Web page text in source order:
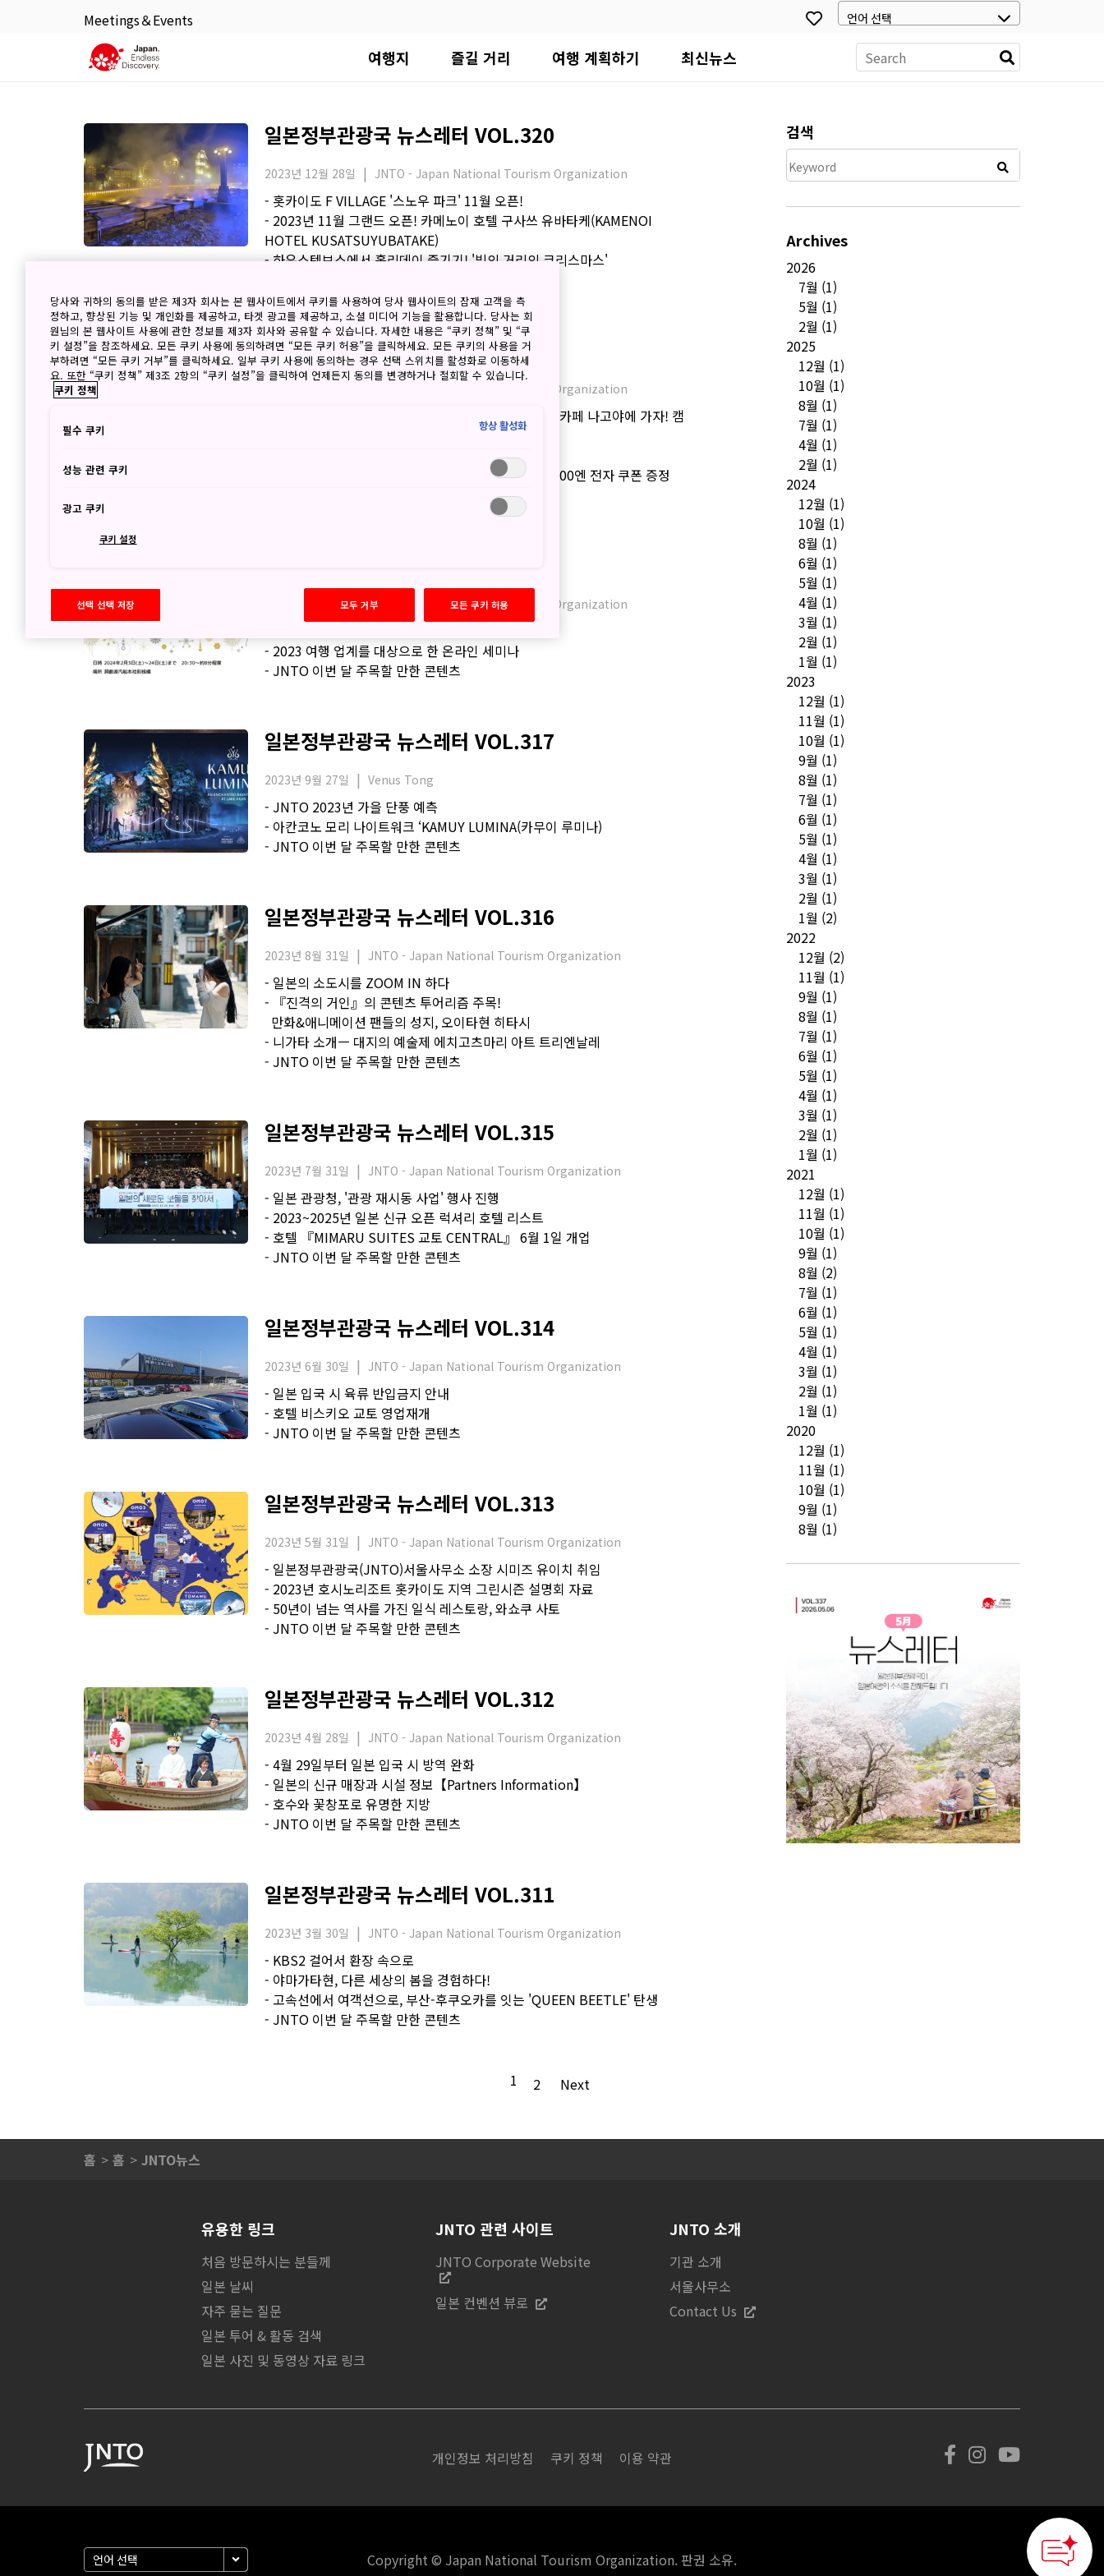
Meetings＆Events
여행지 즐길 거리 여행 계획하기 최신뉴스
일본정부관광국 뉴스레터 VOL.320
2023년 12월 28일 JNTO - Japan National Tourism Organization
- 홋카이도 F VILLAGE '스노우 파크' 11월 오픈!
- 2023년 11월 그랜드 오픈! 카메노이 호텔 구사쓰 유바타케(KAMENOI
HOTEL KUSATSUYUBATAKE)
- 하우스텐보스에서 홀리데이 즐기기! '빛의 거리의 크리스마스'
일본정부관광국 뉴스레터 VOL.319
JNTO - Japan National Tourism Organization
- 2024 중부국제공항 이용고객 한정 나고야 찻집 체험 카페 나고야에 가자! 캠
- B2B대상 후쿠오카현 2023년도 지원금 정보
- 웰컴 기타큐슈! 캠페인 외국인 여행자 대상 1인당 5,000엔 전자 쿠폰 증정
2023년 10월 31일 JNTO - Japan National Tourism Organization
- 2023 여행 업계를 대상으로 한 온라인 세미나
- JNTO 이번 달 주목할 만한 콘텐츠
일본정부관광국 뉴스레터 VOL.317
2023년 9월 27일 Venus Tong
- JNTO 2023년 가을 단풍 예측
- 아칸코노 모리 나이트워크 ‘KAMUY LUMINA(카무이 루미나)
- JNTO 이번 달 주목할 만한 콘텐츠
일본정부관광국 뉴스레터 VOL.316
2023년 8월 31일 JNTO - Japan National Tourism Organization
- 일본의 소도시를 ZOOM IN 하다
- 『진격의 거인』의 콘텐츠 투어리즘 주목!
만화&애니메이션 팬들의 성지, 오이타현 히타시
- 니가타 소개ㅡ 대지의 예술제 에치고츠마리 아트 트리엔날레
- JNTO 이번 달 주목할 만한 콘텐츠
일본정부관광국 뉴스레터 VOL.315
2023년 7월 31일 JNTO - Japan National Tourism Organization
- 일본 관광청, '관광 재시동 사업' 행사 진행
- 2023~2025년 일본 신규 오픈 럭셔리 호텔 리스트
- 호텔 『MIMARU SUITES 교토 CENTRAL』 6월 1일 개업
- JNTO 이번 달 주목할 만한 콘텐츠
일본정부관광국 뉴스레터 VOL.314
2023년 6월 30일 JNTO - Japan National Tourism Organization
- 일본 입국 시 육류 반입금지 안내
- 호텔 비스키오 교토 영업재개
- JNTO 이번 달 주목할 만한 콘텐츠
일본정부관광국 뉴스레터 VOL.313
2023년 5월 31일 JNTO - Japan National Tourism Organization
- 일본정부관광국(JNTO)서울사무소 소장 시미즈 유이치 취임
- 2023년 호시노리조트 홋카이도 지역 그린시즌 설명회 자료
- 50년이 넘는 역사를 가진 일식 레스토랑, 와쇼쿠 사토
- JNTO 이번 달 주목할 만한 콘텐츠
일본정부관광국 뉴스레터 VOL.312
2023년 4월 28일 JNTO - Japan National Tourism Organization
- 4월 29일부터 일본 입국 시 방역 완화
- 일본의 신규 매장과 시설 정보【Partners Information】
- 호수와 꽃창포로 유명한 지방
- JNTO 이번 달 주목할 만한 콘텐츠
일본정부관광국 뉴스레터 VOL.311
2023년 3월 30일 JNTO - Japan National Tourism Organization
- KBS2 걸어서 환장 속으로
- 야마가타현, 다른 세상의 봄을 경험하다!
- 고속선에서 여객선으로, 부산-후쿠오카를 잇는 'QUEEN BEETLE' 탄생
- JNTO 이번 달 주목할 만한 콘텐츠
검색
Archives
2026
7월 (1)
5월 (1)
2월 (1)
2025
12월 (1)
10월 (1)
8월 (1)
7월 (1)
4월 (1)
2월 (1)
2024
12월 (1)
10월 (1)
8월 (1)
6월 (1)
5월 (1)
4월 (1)
3월 (1)
2월 (1)
1월 (1)
2023
12월 (1)
11월 (1)
10월 (1)
9월 (1)
8월 (1)
7월 (1)
6월 (1)
5월 (1)
4월 (1)
3월 (1)
2월 (1)
1월 (2)
2022
12월 (2)
11월 (1)
9월 (1)
8월 (1)
7월 (1)
6월 (1)
5월 (1)
4월 (1)
3월 (1)
2월 (1)
1월 (1)
2021
12월 (1)
11월 (1)
10월 (1)
9월 (1)
8월 (2)
7월 (1)
6월 (1)
5월 (1)
4월 (1)
3월 (1)
2월 (1)
1월 (1)
2020
12월 (1)
11월 (1)
10월 (1)
9월 (1)
8월 (1)
1 2 Next
홈 홈 JNTO뉴스
유용한 링크
처음 방문하시는 분들께
일본 날씨
자주 묻는 질문
일본 투어 & 활동 검색
일본 사진 및 동영상 자료 링크
JNTO 관련 사이트
JNTO Corporate Website
일본 컨벤션 뷰로
JNTO 소개
기관 소개
서울사무소
Contact Us
개인정보 처리방침 쿠키 정책 이용 약관
Copyright © Japan National Tourism Organization. 판권 소유.
당사와 귀하의 동의를 받은 제3자 회사는 본 웹사이트에서 쿠키를 사용하여 당사 웹사이트의 잠재 고객을 측
정하고, 향상된 기능 및 개인화를 제공하고, 타겟 광고를 제공하고, 소셜 미디어 기능을 활용합니다. 당사는 회
원님의 본 웹사이트 사용에 관한 정보를 제3자 회사와 공유할 수 있습니다. 자세한 내용은 “쿠키 정책” 및 “쿠
키 설정”을 참조하세요. 모든 쿠키 사용에 동의하려면 “모든 쿠키 허용”을 클릭하세요. 모든 쿠키의 사용을 거
부하려면 “모든 쿠키 거부”를 클릭하세요. 일부 쿠키 사용에 동의하는 경우 선택 스위치를 활성화로 이동하세
요. 또한 “쿠키 정책” 제3조 2항의 “쿠키 설정”을 클릭하여 언제든지 동의를 변경하거나 철회할 수 있습니다.
쿠키 정책
필수 쿠키 항상 활성화
성능 관련 쿠키
광고 쿠키
쿠키 설정
선택 선택 저장 모두 거부 모든 쿠키 허용